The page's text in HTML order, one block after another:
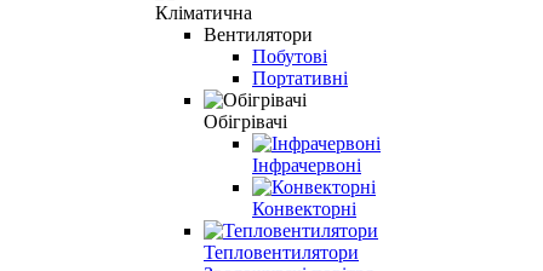
Кліматична
Вентилятори
Побутові
Портативні
Обігрівачі
Інфрачервоні
Конвекторні
Тепловентилятори